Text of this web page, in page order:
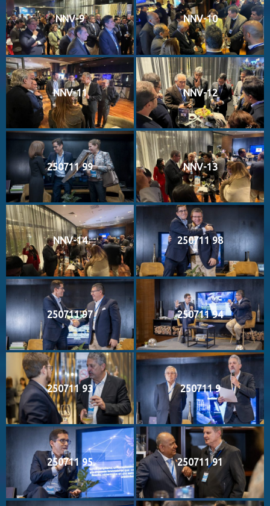
NNV-9 NNV-10
NNV-11 NNV-12
250711 99 NNV-13
NNV-14 250711 98
250711 97 250711 94
250711 93 250711 9
250711 95 250711 91